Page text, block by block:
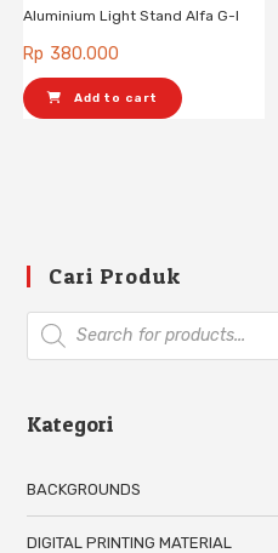
Aluminium Light Stand Alfa G-I
Rp 380.000
Add to cart
Cari Produk
Kategori
BACKGROUNDS
DIGITAL PRINTING MATERIAL